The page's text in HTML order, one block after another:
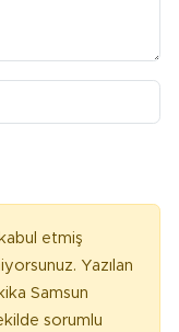
kabul etmiş
Yazılan
Samsun
sorumlu